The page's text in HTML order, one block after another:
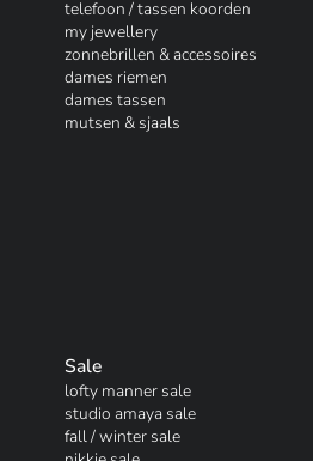
telefoon / tassen koorden
my jewellery
zonnebrillen & accessoires
dames riemen
dames tassen
mutsen & sjaals
Sale
lofty manner sale
studio amaya sale
fall / winter sale